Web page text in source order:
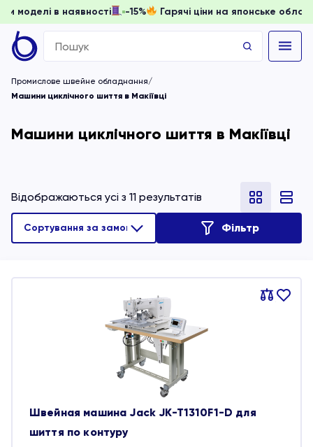
доки моделі в наявності -15% Гарячі ціни на
Search
for:
Промислове швейне обладнання
Машини циклічного шиття в Макіївці
Машини циклічного шиття в Макіївці
Відображаються усі з 11 результатів
Фільтр
Порівняти
В
Швейная машина Jack JK-T1310F1-D для
шиття по контуру